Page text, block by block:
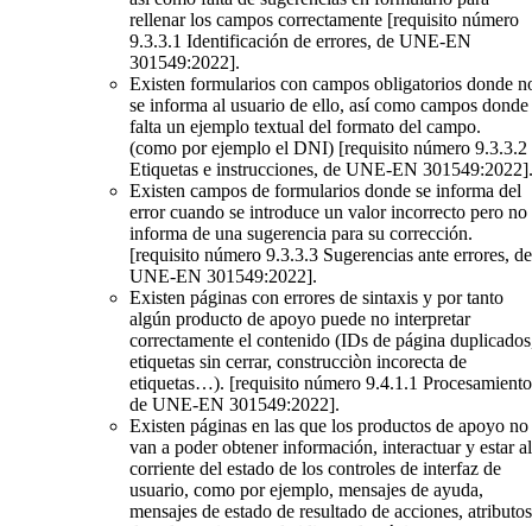
rellenar los campos correctamente [requisito número
9.3.3.1 Identificación de errores, de UNE-EN
301549:2022].
Existen formularios con campos obligatorios donde
se informa al usuario de ello, así como campos donde
falta un ejemplo textual del formato del campo.
(como por ejemplo el DNI) [requisito número 9.3.3.2
Etiquetas e instrucciones, de UNE-EN 301549:2022].
Existen campos de formularios donde se informa del
error cuando se introduce un valor incorrecto pero no
informa de una sugerencia para su corrección.
[requisito número 9.3.3.3 Sugerencias ante errores, de
UNE-EN 301549:2022].
Existen páginas con errores de sintaxis y por tanto
algún producto de apoyo puede no interpretar
correctamente el contenido (IDs de página
etiquetas sin cerrar, construcciòn incorecta de
etiquetas…). [requisito número 9.4.1.1
de UNE-EN 301549:2022].
Existen páginas en las que los productos de apoyo no
van a poder obtener información, interactuar y estar al
corriente del estado de los controles de interfaz de
usuario, como por ejemplo, mensajes de ayuda,
mensajes de estado de resultado de acciones, atributos